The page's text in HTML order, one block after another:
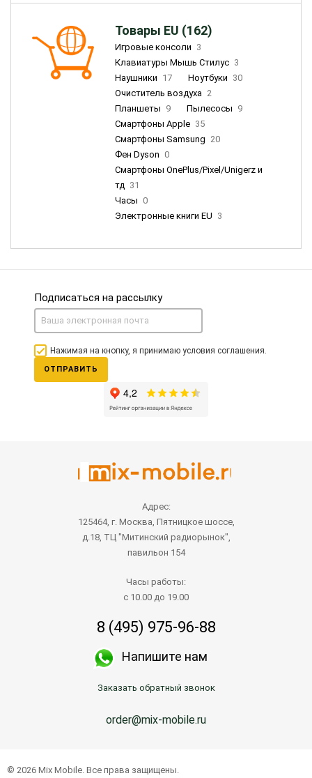
Товары EU (162)
Игровые консоли 3
Клавиатуры Мышь Стилус 3
Наушники 17 Ноутбуки 30
Очиститель воздуха 2
Планшеты 9 Пылесосы 9
Смартфоны Apple 35
Смартфоны Samsung 20
Фен Dyson 0
Смартфоны OnePlus/Pixel/Unigerz и
тд 31
Часы 0
Электронные книги EU 3
Подписаться на рассылку
Нажимая на кнопку, я принимаю условия соглашения.
ОТПРАВИТЬ
Адрес:
125464, г. Москва, Пятницкое шоссе,
д.18, ТЦ "Митинский радиорынок",
павильон 154
Часы работы:
с 10.00 до 19.00
8 (495) 975-96-88
Напишите нам
Заказать обратный звонок
order@mix-mobile.ru
© 2026 Mix Mobile. Все права защищены.